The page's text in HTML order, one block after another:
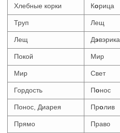
Хлебные корки Корица
Труп Лещ
Лещ Дэвэрика
Покой Мир
Мир Свет
Гордость Понос
Понос, Диарея Пролив
Прямо Право